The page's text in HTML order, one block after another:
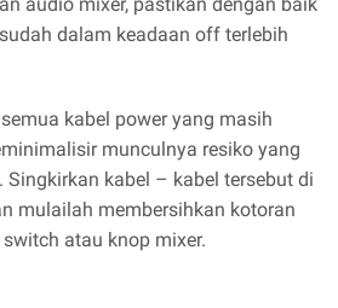
dalam keadaan off terlebih
kabel power yang masih
munculnya resiko yang
Singkirkan kabel – kabel tersebut di
mulailah membersihkan kotoran
atau knop mixer.